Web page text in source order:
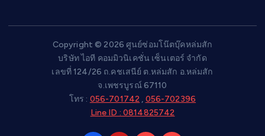
Copyright © 2026 ศูนย์ซ่อมโน๊ตบุ๊คหล่มสัก
บริษัท ไอที คอมมิวนิเคชั่น เซ็นเตอร์ จำกัด
เลขที่ 124/26 ถ.คชเสนีย์ ต.หล่มสัก อ.หล่มสัก
จ.เพชรบูรณ์ 67110
โทร : 056-701742 , 056-702396
Line ID : 0814825742